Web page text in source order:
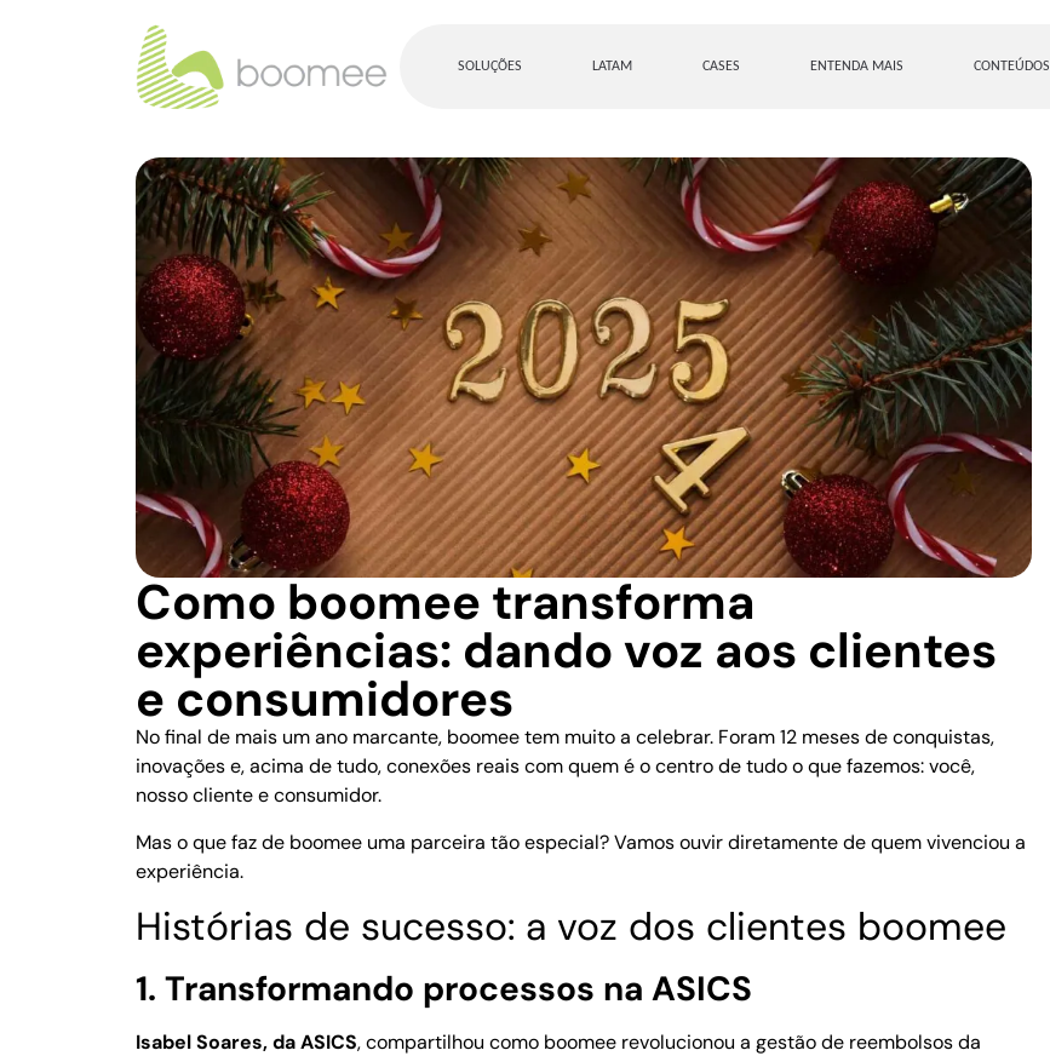
SOLUÇÕES LATAM CASES ENTENDA MAIS CONTEÚDOS
Como boomee transforma
experiências: dando voz aos clientes
e consumidores
No final de mais um ano marcante, boomee tem muito a celebrar. Foram 12 meses de conquistas,
inovações e, acima de tudo, conexões reais com quem é o centro de tudo o que fazemos: você,
nosso cliente e consumidor.
Mas o que faz de boomee uma parceira tão especial? Vamos ouvir diretamente de quem vivenciou a
experiência.
Histórias de sucesso: a voz dos clientes boomee
1. Transformando processos na ASICS
Isabel Soares, da ASICS, compartilhou como boomee revolucionou a gestão de reembolsos da